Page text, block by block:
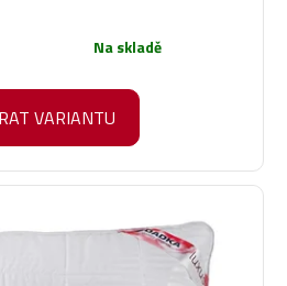
Na skladě
VARIANTU